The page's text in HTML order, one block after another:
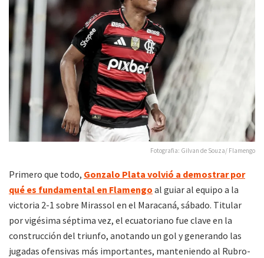
Fotografia: Gilvan de Souza/ Flamengo
Primero que todo, Gonzalo Plata volvió a demostrar por
qué es fundamental en Flamengo al guiar al equipo a la
victoria 2-1 sobre Mirassol en el Maracaná, sábado. Titular
por vigésima séptima vez, el ecuatoriano fue clave en la
construcción del triunfo, anotando un gol y generando las
jugadas ofensivas más importantes, manteniendo al Rubro-